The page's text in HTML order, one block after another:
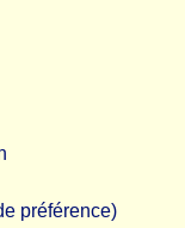
préférence)